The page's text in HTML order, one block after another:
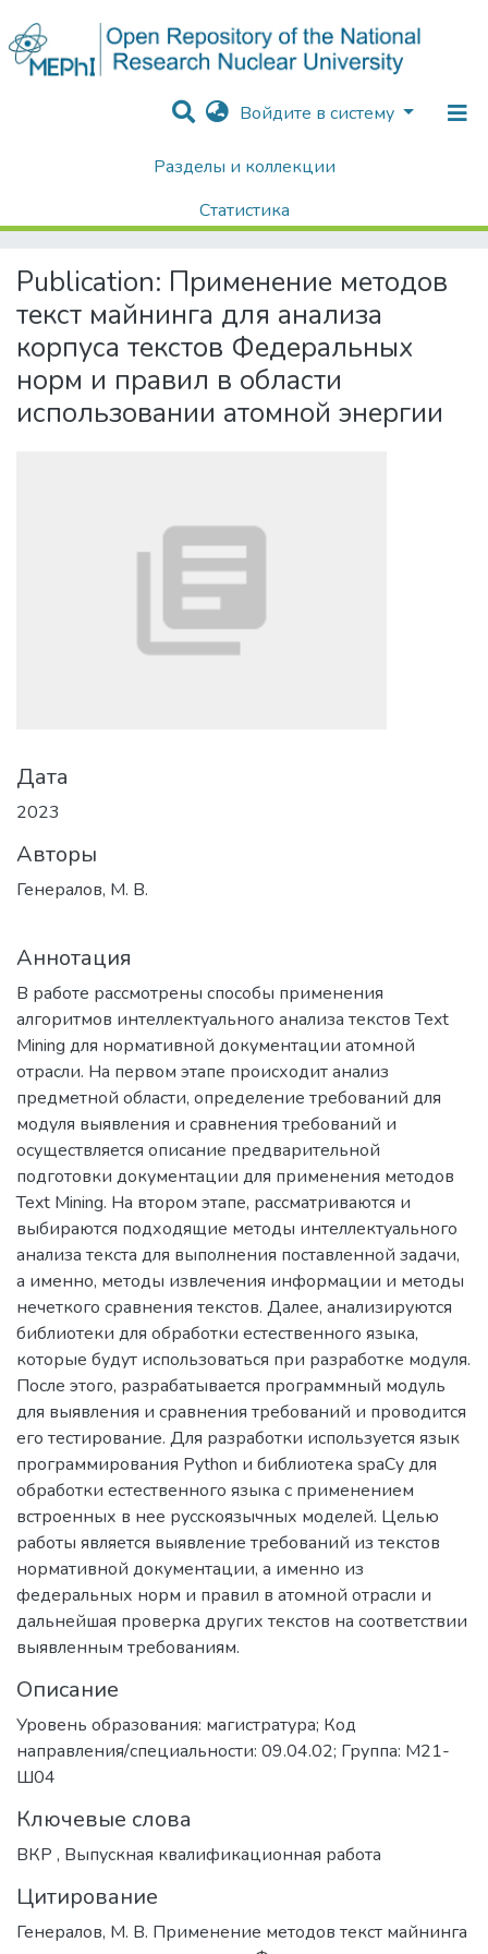
Войдите в систему
Разделы и коллекции
Статистика
Диссертации / Выпускные квалификационные работы
Применение методов текст майнинга для анализа корпуса текстов Федеральных норм и правил в области использовании атомной энергии
Publication: Применение методов
текст майнинга для анализа
корпуса текстов Федеральных
норм и правил в области
использовании атомной энергии
Дата
2023
Авторы
Генералов, М. В.
Аннотация
В работе рассмотрены способы применения
алгоритмов интеллектуального анализа текстов Text
Mining для нормативной документации атомной
отрасли. На первом этапе происходит анализ
предметной области, определение требований для
модуля выявления и сравнения требований и
осуществляется описание предварительной
подготовки документации для применения методов
Text Mining. На втором этапе, рассматриваются и
выбираются подходящие методы интеллектуального
анализа текста для выполнения поставленной задачи,
а именно, методы извлечения информации и методы
нечеткого сравнения текстов. Далее, анализируются
библиотеки для обработки естественного языка,
которые будут использоваться при разработке модуля.
После этого, разрабатывается программный модуль
для выявления и сравнения требований и проводится
его тестирование. Для разработки используется язык
программирования Python и библиотека spaCy для
обработки естественного языка с применением
встроенных в нее русскоязычных моделей. Целью
работы является выявление требований из текстов
нормативной документации, а именно из
федеральных норм и правил в атомной отрасли и
дальнейшая проверка других текстов на соответствии
выявленным требованиям.
Описание
Уровень образования: магистратура; Код
направления/специальности: 09.04.02; Группа: М21-
Ш04
Ключевые слова
ВКР , Выпускная квалификационная работа
Цитирование
Генералов, М. В. Применение методов текст майнинга